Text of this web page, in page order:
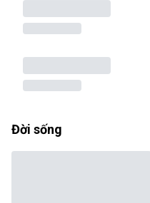
Đời sống